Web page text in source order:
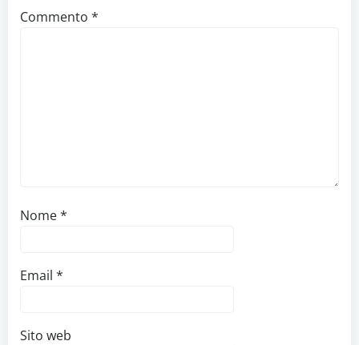
Commento *
Nome*
Email *
Sito web